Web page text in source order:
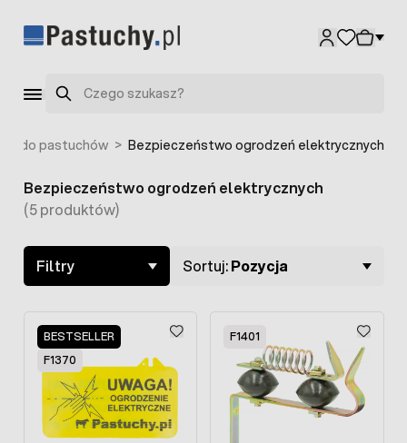
Szukaj
do pastuchów > Bezpieczeństwo ogrodzeń elektrycznych
Skip to product list
Bezpieczeństwo ogrodzeń elektrycznych
(5 produktów)
Filtry Sortuj:Pozycja
BESTSELLER
F1370
F1401